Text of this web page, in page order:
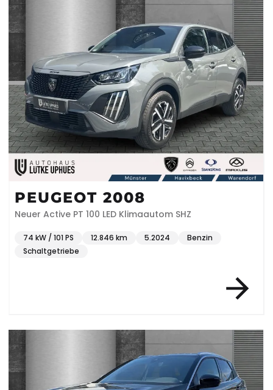
PEUGEOT 2008
Neuer Active PT 100 LED Klimaautom SHZ
74 kW / 101 PS 12.846 km 5.2024
Benzin
Schaltgetriebe